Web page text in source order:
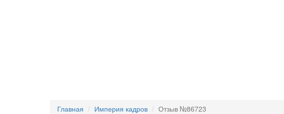
Главная Империя кадров Отзыв №86723